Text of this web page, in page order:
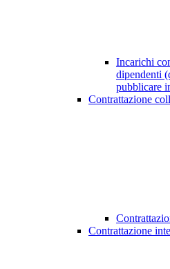
Incarichi
dipendenti
pubblicare
Contrattazione
Contrattazione